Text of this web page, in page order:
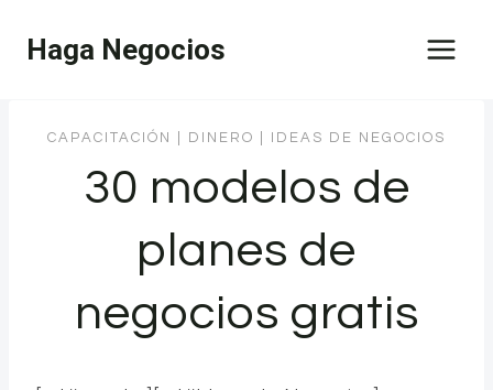
Haga Negocios
CAPACITACIÓN DINERO IDEAS DE NEGOCIOS
30 modelos de
planes de
negocios gratis